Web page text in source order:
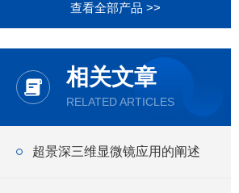
查看全部产品 >>
相关文章
RELATED ARTICLES
超景深三维显微镜应用的阐述